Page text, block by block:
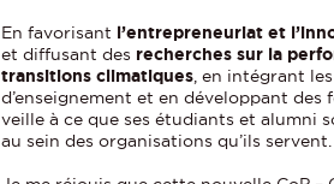
En favorisant l’entrepreneuriat et
et diffusant des recherches sur la
transitions climatiques , en intégrant
d’enseignement et en développant
veille à ce que ses étudiants et alumni
au sein des organisations qu’ils servent.